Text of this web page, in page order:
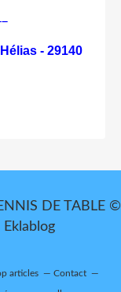
- 29140
DE TABLE ©
Eklablog
articles Contact